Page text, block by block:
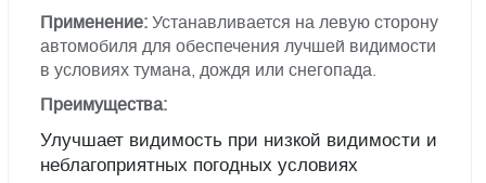
Применение:Устанавливается на левую сторону
автомобиля для обеспечения лучшей видимости
в условиях тумана, дождя или снегопада.
Преимущества:
Улучшает видимость при низкой видимости и
неблагоприятных погодных условиях